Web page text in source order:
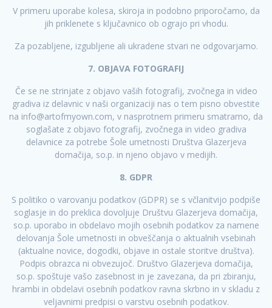
V primeru uporabe kolesa, skiroja in podobno priporočamo, da
jih priklenete s ključavnico ob ograjo pri vhodu.
Za pozabljene, izgubljene ali ukradene stvari ne odgovarjamo.
7. OBJAVA FOTOGRAFIJ
Če se ne strinjate z objavo vaših fotografij, zvočnega in video
gradiva iz delavnic v naši organizaciji nas o tem pisno obvestite
na info@artofmyown.com, v nasprotnem primeru smatramo, da
soglašate z objavo fotografij, zvočnega in video gradiva
delavnice za potrebe Šole umetnosti Društva Glazerjeva
domačija, so.p. in njeno objavo v medijih.
8. GDPR
S politiko o varovanju podatkov (GDPR) se s včlanitvijo podpiše
soglasje in do preklica dovoljuje Društvu Glazerjeva domačija,
so.p. uporabo in obdelavo mojih osebnih podatkov za namene
delovanja Šole umetnosti in obveščanja o aktualnih vsebinah
(aktualne novice, dogodki, objave in ostale storitve društva).
Podpis obrazca ni obvezujoč. Društvo Glazerjeva domačija,
so.p. spoštuje vašo zasebnost in je zavezana, da pri zbiranju,
hrambi in obdelavi osebnih podatkov ravna skrbno in v skladu z
veljavnimi predpisi o varstvu osebnih podatkov.